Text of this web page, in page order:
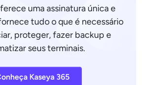
uma assinatura única e
tudo o que é necessário
proteger, fazer backup e
seus terminais.
Kaseya 365